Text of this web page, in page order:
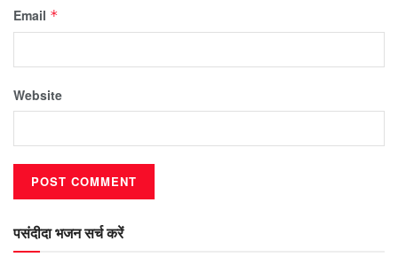
Email *
Website
पसंदीदा भजन सर्च करें